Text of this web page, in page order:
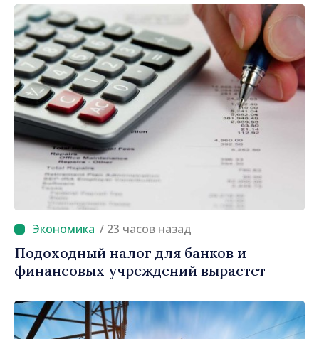
инвестиций и более справедливое
налогообложение
/ 23 часов назад
Подоходный налог для банков и
финансовых учреждений вырастет